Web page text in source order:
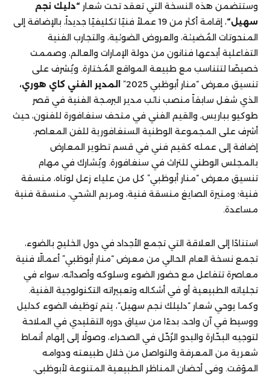
وستتضمن هذه النسخة التي تعقد تحت شعار “دليك نجم
سهيل“
، إقامة أكثر من 19 عملاً فنيًا تكليفيًا جديداً، بالإضافة إلى
المنحوتات المُضيئة، والعروض الضوئية، والتجارب الفنية
التفاعلية أبدعها فنانون من دولة الإمارات والعالم، وصممت
خصيصًا لتتناسب مع طبيعة المواقع المُختارة. ويُشرف على
تنسيق معرض “منار أبوظبي 2025”
المدير الفني كاي هوري،
الذي شغل سابقاً منصب نائب مدير البرمجة الفنية في قصر
طوكيو بباريس، والقيم الفني في متحف سنغافورة للفنون، حيث
أشرف على المجموعة الوطنية السنغافورية للفن المعاصر،
إضافة إلى عمله كقيم فني في قسم تطوير المعارض
بالمجلس الوطني للتراث في سنغافورة. ويُشارك في مهام
تنسيق معرض “منار أبوظبي” كل من علياء زعل لوتاه، منسقة
فنية؛ ومنيرة الصايغ منسقة فنية، ومريم الشحي، منسقة فنية
مساعدة.
استنادًا إلى العلاقة التي تجمع الأجداد في دول الخليج بالضوء،
تجمع نسخة العام الحالي من معرض “منار أبوظبي” أعمالًا فنية
معاصرة تتفاعل مع حضور الضوء وسلوكه وأصدائه، سواء في
تجلياته الطبيعية أو في أشكاله وتعبيراته التكنولوجية الفنية.
وكما يوحي شعار “دليلك نجم سهيل“، يتم توظيف الضوء كدليل
ووسيط في آن واحد، بدءًا من سياق دوره التقليدي في الملاحة
لتوجيه البحّارة والبدو الرُحّل في الصحراء، وصولًا إلى إلهام أنماط
شعرية من المعرفة والتواصل من خلال طبيعته ودوامه
المؤقت. وفي أحضان المناظر الطبيعية المتنوعة لأبوظبي،